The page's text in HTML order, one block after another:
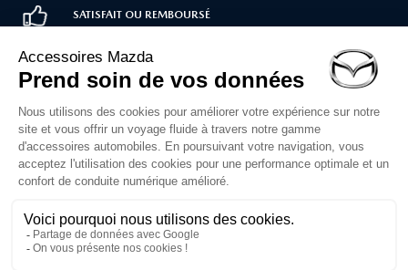
SATISFAIT OU REMBOURSÉ
LIVRAISON RAPIDE
PAIEMENT SÉCURISÉ
Service client
Du lundi au vendredi
de 10h à 12h et 14h à 16h30